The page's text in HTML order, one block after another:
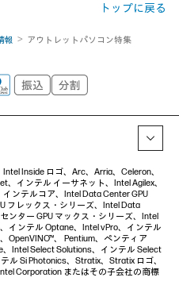
トップに戻る
報 アウトレットパソコン特集
Inside ロゴ、Arc、Arria、Celeron、
インテル イーサネット、Intel Agilex、
ンテルコア、Intel Data Center GPU
フレックス・シリーズ、Intel Data
ンター GPU マックス・シリーズ、Intel
インテル Optane、Intel vPro、インテル
OpenVINO™、 Pentium、ペンティア
Intel Select Solutions、インテル Select
ル Si Photonics、Stratix、Stratix ロゴ、
Corporation またはその子会社の商標